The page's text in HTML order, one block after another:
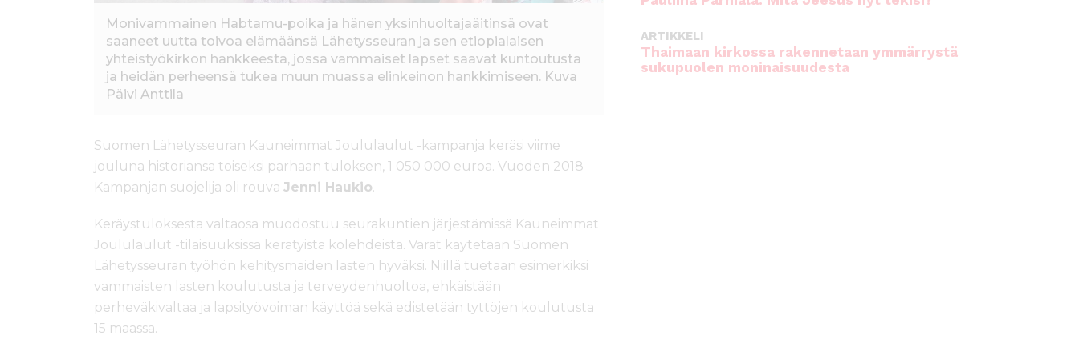
Monivammainen Habtamu-poika ja hänen yksinhuoltajaäitinsä ovat
saaneet uutta toivoa elämäänsä Lähetysseuran ja sen etiopialaisen
yhteistyökirkon hankkeesta, jossa vammaiset lapset saavat kuntoutusta
ja heidän perheensä tukea muun muassa elinkeinon hankkimiseen. Kuva
Päivi Anttila
Suomen Lähetysseuran Kauneimmat Joululaulut -kampanja keräsi viime
jouluna historiansa toiseksi parhaan tuloksen, 1 050 000 euroa. Vuoden 2018
Kampanjan suojelija oli rouva Jenni Haukio.
Keräystuloksesta valtaosa muodostuu seurakuntien järjestämissä Kauneimmat
Joululaulut -tilaisuuksissa kerätyistä kolehdeista. Varat käytetään Suomen
Lähetysseuran työhön kehitysmaiden lasten hyväksi. Niillä tuetaan esimerkiksi
vammaisten lasten koulutusta ja terveydenhuoltoa, ehkäistään
perheväkivaltaa ja lapsityövoiman käyttöä sekä edistetään tyttöjen koulutusta
15 maassa.
ARTIKKELI
Thaimaan kirkossa rakennetaan ymmärrystä
sukupuolen moninaisuudesta